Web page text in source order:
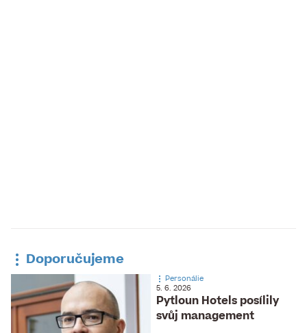
Doporučujeme
Pytloun Hotels posílily
svůj management
Personálie
5. 6. 2026